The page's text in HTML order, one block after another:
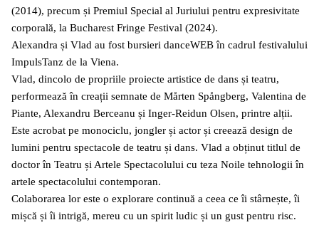
(2014), precum și Premiul Special al Juriului pentru expresivitate
corporală, la Bucharest Fringe Festival (2024).
Alexandra și Vlad au fost bursieri danceWEB în cadrul festivalului
ImpulsTanz de la Viena.
Vlad, dincolo de propriile proiecte artistice de dans și teatru,
performează în creații semnate de Mårten Spångberg, Valentina de
Piante, Alexandru Berceanu și Inger-Reidun Olsen, printre alții.
Este acrobat pe monociclu, jongler și actor și creează design de
lumini pentru spectacole de teatru și dans. Vlad a obținut titlul de
doctor în Teatru și Artele Spectacolului cu teza Noile tehnologii în
artele spectacolului contemporan.
Colaborarea lor este o explorare continuă a ceea ce îi stârnește, îi
mișcă și îi intrigă, mereu cu un spirit ludic și un gust pentru risc.